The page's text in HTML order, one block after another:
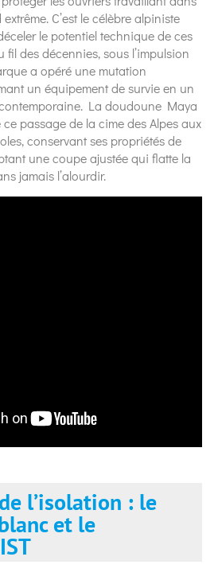
C’est le célèbre alpiniste
le potentiel technique de ces
fil des décennies, sous l’impulsion
a opéré une mutation
un équipement de survie en un
La doudoune Maya
ce passage de la cime des Alpes aux
conservant ses propriétés de
une coupe ajustée qui flatte la
jamais l’alourdir.
l’isolation : le
et le